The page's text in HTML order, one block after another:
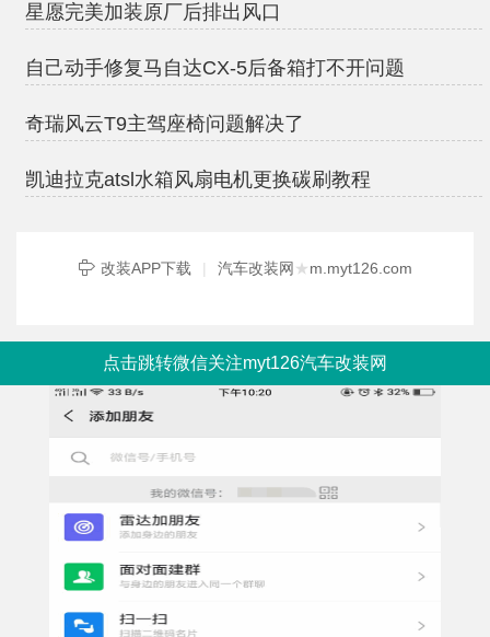
星愿完美加装原厂后排出风口
自己动手修复马自达CX-5后备箱打不开问题
奇瑞风云T9主驾座椅问题解决了
凯迪拉克atsl水箱风扇电机更换碳刷教程
改装APP下载 | 汽车改装网 ★m.myt126.com
点击跳转微信关注myt126汽车改装网